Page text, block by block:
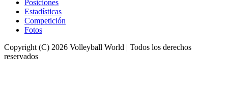
Posiciones
Estadísticas
Competición
Fotos
Copyright (C) 2026 Volleyball World | Todos los derechos
reservados